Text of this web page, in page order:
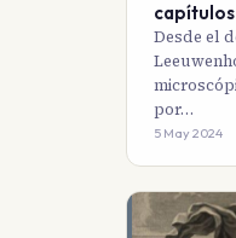
capítulos
Desde el
por…
5 May 2024